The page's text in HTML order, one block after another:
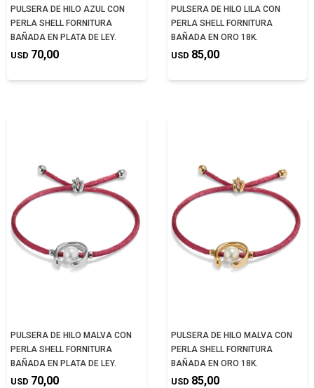
PULSERA DE HILO AZUL CON
PERLA SHELL FORNITURA
BAÑADA EN PLATA DE LEY.
USD 70,00
PULSERA DE HILO LILA CON
PERLA SHELL FORNITURA
BAÑADA EN ORO 18K.
USD 85,00
PULSERA DE HILO MALVA CON
PERLA SHELL FORNITURA
BAÑADA EN PLATA DE LEY.
USD 70,00
PULSERA DE HILO MALVA CON
PERLA SHELL FORNITURA
BAÑADA EN ORO 18K.
USD 85,00